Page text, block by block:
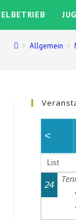
> Allgemein >
<
List
24